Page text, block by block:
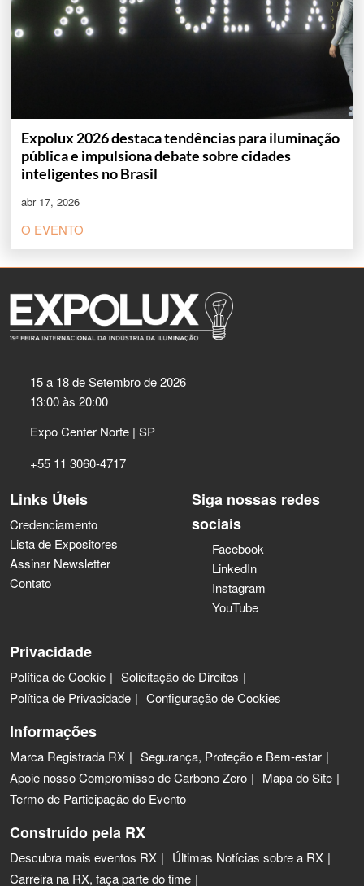
Expolux 2026 destaca tendências para iluminação
pública e impulsiona debate sobre cidades
inteligentes no Brasil
abr 17, 2026
O EVENTO
15 a 18 de Setembro de 2026
13:00 às 20:00
Expo Center Norte | SP
+55 11 3060-4717
Links Úteis
Credenciamento
Lista de Expositores
Assinar Newsletter
Contato
Siga nossas redes
sociais
Facebook
LinkedIn
Instagram
YouTube
Privacidade
Política de Cookie
Solicitação de Direitos
Política de Privacidade
Configuração de Cookies
Informações
Marca Registrada RX
Segurança, Proteção e Bem-estar
Apoie nosso Compromisso de Carbono Zero
Mapa do Site
Termo de Participação do Evento
Construído pela RX
Descubra mais eventos RX
Últimas Notícias sobre a RX
Carreira na RX, faça parte do time